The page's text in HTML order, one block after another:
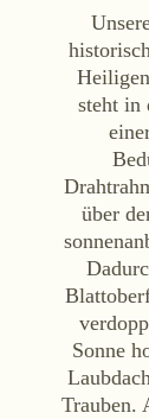
steht in
über
Sonne
Trauben.